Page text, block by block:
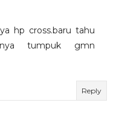
hp cross.baru tahu
tumpuk gmn
Reply